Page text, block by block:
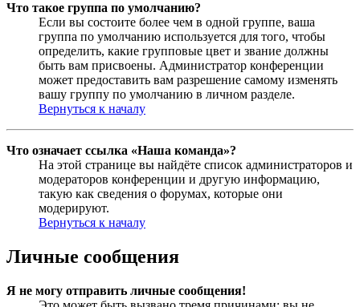
Что такое группа по умолчанию?
Если вы состоите более чем в одной группе, ваша
группа по умолчанию используется для того, чтобы
определить, какие групповые цвет и звание должны
быть вам присвоены. Администратор конференции
может предоставить вам разрешение самому изменять
вашу группу по умолчанию в личном разделе.
Вернуться к началу
Что означает ссылка «Наша команда»?
На этой странице вы найдёте список администраторов и
модераторов конференции и другую информацию,
такую как сведения о форумах, которые они
модерируют.
Вернуться к началу
Личные сообщения
Я не могу отправить личные сообщения!